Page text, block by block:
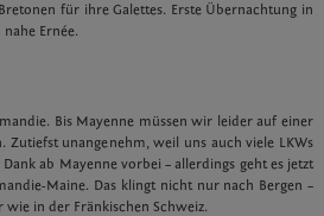
für ihre Galettes. Erste Übernachtung in
Ernée.
Bis Mayenne müssen wir leider auf einer
Zutiefst unangenehm, weil uns auch viele LKWs
ab Mayenne vorbei – allerdings geht es jetzt
Maine. Das klingt nicht nur nach Bergen –
in der Fränkischen Schweiz.